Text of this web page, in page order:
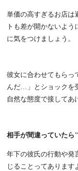
単価の高すぎるお店は
トも差が開かないよ
に気をつけましょう。
彼女に合わせてもらっ
んだ…」とショックを
自然な態度で接してあ
相手が間違っていた
年下の彼氏の行動や発
じることってあります